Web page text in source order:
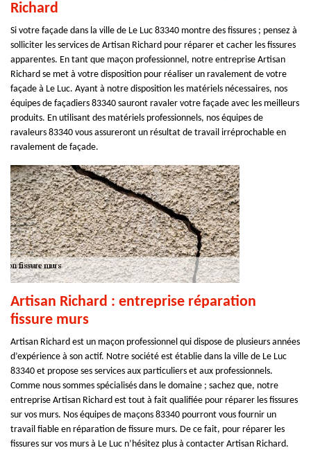
Richard
Si votre façade dans la ville de Le Luc 83340 montre des fissures ; pensez à
solliciter les services de Artisan Richard pour réparer et cacher les fissures
apparentes. En tant que maçon professionnel, notre entreprise Artisan
Richard se met à votre disposition pour réaliser un ravalement de votre
façade à Le Luc. Ayant à notre disposition les matériels nécessaires, nos
équipes de façadiers 83340 sauront ravaler votre façade avec les meilleurs
produits. En utilisant des matériels professionnels, nos équipes de
ravaleurs 83340 vous assureront un résultat de travail irréprochable en
ravalement de façade.
Artisan Richard : entreprise réparation
fissure murs
Artisan Richard est un maçon professionnel qui dispose de plusieurs années
d’expérience à son actif. Notre société est établie dans la ville de Le Luc
83340 et propose ses services aux particuliers et aux professionnels.
Comme nous sommes spécialisés dans le domaine ; sachez que, notre
entreprise Artisan Richard est tout à fait qualifiée pour réparer les fissures
sur vos murs. Nos équipes de maçons 83340 pourront vous fournir un
travail fiable en réparation de fissure murs. De ce fait, pour réparer les
fissures sur vos murs à Le Luc n’hésitez plus à contacter Artisan Richard.